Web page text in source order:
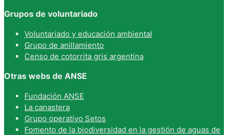
Grupos de voluntariado
Voluntariado y educación ambiental
Grupo de anillamiento
Censo de cotorrita gris argentina
Otras webs de ANSE
Fundación ANSE
La canastera
Grupo operativo Setos
Fomento de la biodiversidad en la gestión de aguas de